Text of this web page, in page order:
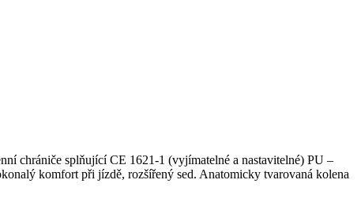
chrániče splňující CE 1621-1 (vyjímatelné a nastavitelné) PU –
komfort při jízdě, rozšířený sed. Anatomicky tvarovaná kolena